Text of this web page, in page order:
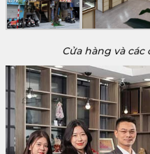
Cửa hàng và